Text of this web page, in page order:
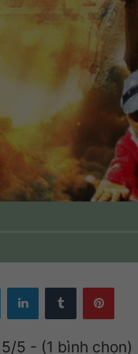
5/5 - (1 bình chọn)